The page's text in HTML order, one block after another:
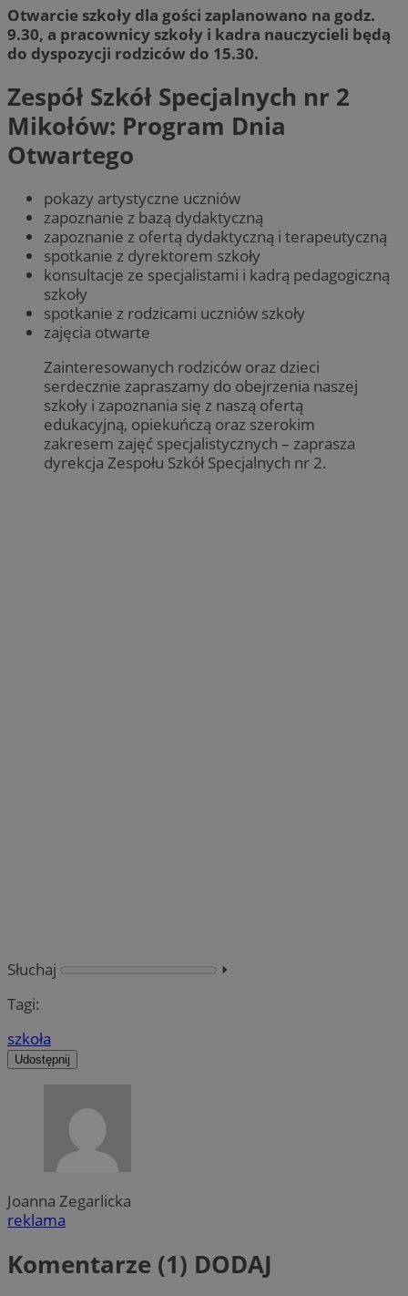
Otwarcie szkoły dla gości zaplanowano na godz.
9.30, a pracownicy szkoły i kadra nauczycieli będą
do dyspozycji rodziców do 15.30.
Zespół Szkół Specjalnych nr 2
Mikołów: Program Dnia
Otwartego
pokazy artystyczne uczniów
zapoznanie z bazą dydaktyczną
zapoznanie z ofertą dydaktyczną i terapeutyczną
spotkanie z dyrektorem szkoły
konsultacje ze specjalistami i kadrą pedagogiczną
szkoły
spotkanie z rodzicami uczniów szkoły
zajęcia otwarte
Zainteresowanych rodziców oraz dzieci
serdecznie zapraszamy do obejrzenia naszej
szkoły i zapoznania się z naszą ofertą
edukacyjną, opiekuńczą oraz szerokim
zakresem zajęć specjalistycznych – zaprasza
dyrekcja Zespołu Szkół Specjalnych nr 2.
Słuchaj
⏵︎
Tagi:
szkoła
Udostępnij
Joanna Zegarlicka
reklama
Komentarze (1) DODAJ